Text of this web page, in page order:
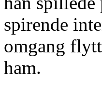
spirende
omgang
ham.